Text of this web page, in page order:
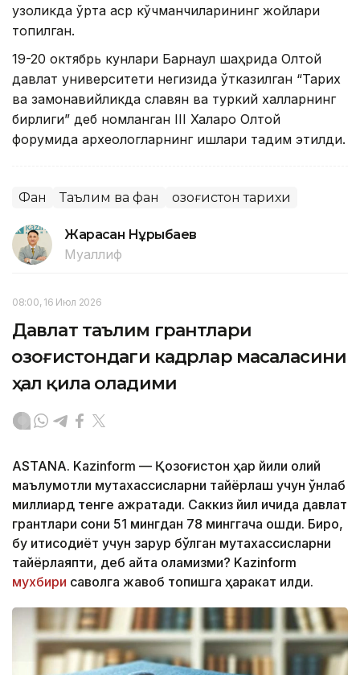
узоқликда ўрта аср кўчманчиларининг жойлари
топилган.
19-20 октябрь кунлари Барнаул шаҳрида Олтой
давлат университети негизида ўтказилган “Тарих
ва замонавийликда славян ва туркий халқларнинг
бирлиги” деб номланган ІІІ Халқаро Олтой
форумида археологларнинг ишлари тақдим этилди.
Фан Таълим ва фан Қозоғистон тарихи
Жарасқан Нұрыбаев
Муаллиф
08:00, 16 Июл 2026
Давлат таълим грантлари
Қозоғистондаги кадрлар масаласини
ҳал қила оладими
ASTANA. Kazinform — Қозоғистон ҳар йили олий
маълумотли мутахассисларни тайёрлаш учун ўнлаб
миллиард тенге ажратади. Саккиз йил ичида давлат
грантлари сони 51 мингдан 78 минггача ошди. Бироқ,
бу иқтисодиёт учун зарур бўлган мутахассисларни
тайёрлаяпти, деб айта оламизми? Kazinform
мухбири саволга жавоб топишга ҳаракат қилди.